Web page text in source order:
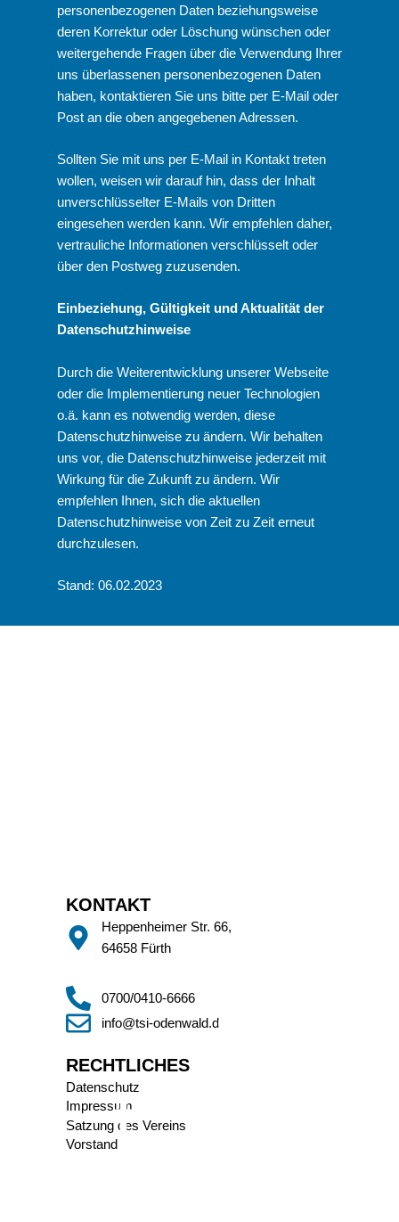
personenbezogenen Daten beziehungsweise
deren Korrektur oder Löschung wünschen oder
weitergehende Fragen über die Verwendung Ihrer
uns überlassenen personenbezogenen Daten
haben, kontaktieren Sie uns bitte per E-Mail oder
Post an die oben angegebenen Adressen.
Sollten Sie mit uns per E-Mail in Kontakt treten
wollen, weisen wir darauf hin, dass der Inhalt
unverschlüsselter E-Mails von Dritten
eingesehen werden kann. Wir empfehlen daher,
vertrauliche Informationen verschlüsselt oder
über den Postweg zuzusenden.
Einbeziehung, Gültigkeit und Aktualität der
Datenschutzhinweise
Durch die Weiterentwicklung unserer Webseite
oder die Implementierung neuer Technologien
o.ä. kann es notwendig werden, diese
Datenschutzhinweise zu ändern. Wir behalten
uns vor, die Datenschutzhinweise jederzeit mit
Wirkung für die Zukunft zu ändern. Wir
empfehlen Ihnen, sich die aktuellen
Datenschutzhinweise von Zeit zu Zeit erneut
durchzulesen.
Stand: 06.02.2023
KONTAKT
Heppenheimer Str. 66,
64658 Fürth
0700/0410-6666
info@tsi-odenwald.de
RECHTLICHES
Datenschutz
Impressum
Satzung des Vereins
Vorstand